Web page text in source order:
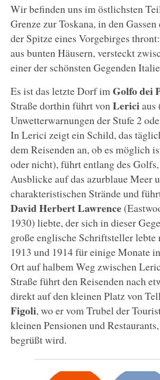
Wir befinden uns im östlichsten
Grenze zur Toskana, in den
der Spitze eines Vorgebirges thront:
aus bunten Häusern, versteckt
einer der schönsten Gegenden
Es ist das letzte Dorf im Golfo dei
Straße dorthin führt von Lericiaus
Unwetterwarnungen der Stufe 2
In Lerici zeigt ein Schild, das
dem Reisenden an, ob es möglich
oder nicht), führt entlang des
Ausblicke auf das azurblaue Meer
charakteristischen Strände und
David Herbert Lawrence
1930) liebte, der sich in dieser
große englische Schriftsteller
1913 und 1914 für einige Monate in
Ort auf halbem Weg zwischen
Straße führt den Reisenden nach
direkt auf den kleinen Platz von
Figoli, wo er vom Trubel der
kleinen Pensionen und
begrüßt wird.